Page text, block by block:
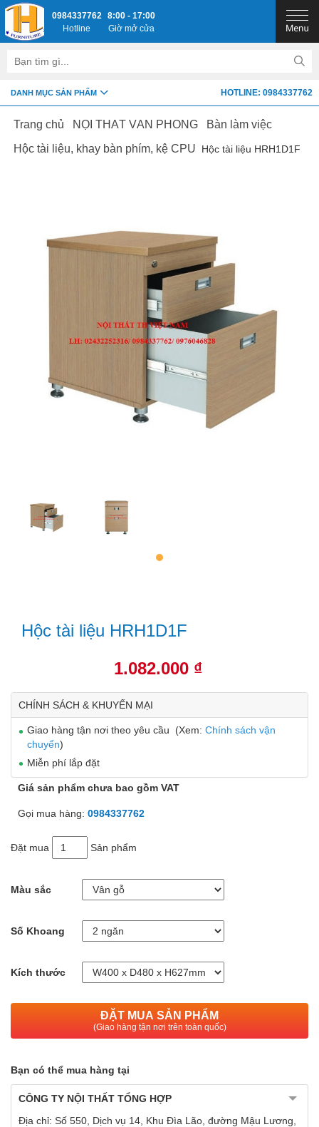
Trang chủ NỘI THẤT VĂN PHÒNG
Bàn làm việc
Hộc tài liệu, khay bàn phím, kệ CPU
Hộc tài liệu HRH1D1F
Hộc tài liệu HRH1D1F
1.082.000 ₫
CHÍNH SÁCH & KHUYẾN MẠI
Giao hàng tận nơi theo yêu cầu (Xem: Chính sách vận
chuyển)
Miễn phí lắp đặt
Giá sản phẩm chưa bao gồm VAT
Gọi mua hàng: 0984337762
Đặt mua Sản phẩm
Màu sắc
Số Khoang
Kích thước
ĐẶT MUA SẢN PHẨM
(Giao hàng tận nơi trên toàn quốc)
Bạn có thể mua hàng tại
CÔNG TY NỘI THẤT TỔNG HỢP
Địa chỉ: Số 550, Dịch vụ 14, Khu Đìa Lão, đường Mậu Lương,
0984337762
Hotline
8:00 - 17:00
Giờ mở cửa
DANH MỤC SẢN PHẨM HOTLINE: 0984337762